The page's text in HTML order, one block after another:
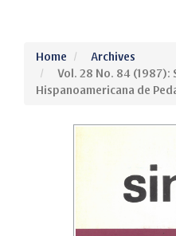
Home
Archives
Vol. 28 No. 84 (1987):
Hispanoamericana de